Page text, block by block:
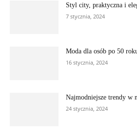
Styl city, praktyczna i
7 stycznia, 2024
Moda dla osób po 50
16 stycznia, 2024
Najmodniejsze trendy w
24 stycznia, 2024